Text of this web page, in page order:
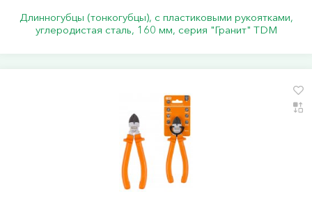
Длинногубцы (тонкогубцы), с пластиковыми рукоятками,
углеродистая сталь, 160 мм, серия "Гранит" TDM